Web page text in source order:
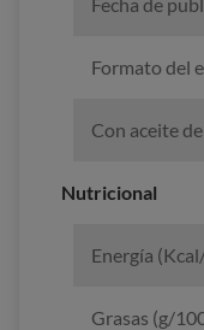
Fecha de
Formato del
Con aceite
Nutricional
Energía
Grasas (g/